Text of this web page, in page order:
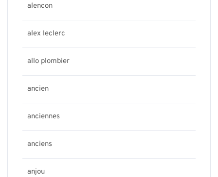
alencon
alex leclerc
allo plombier
ancien
anciennes
anciens
anjou